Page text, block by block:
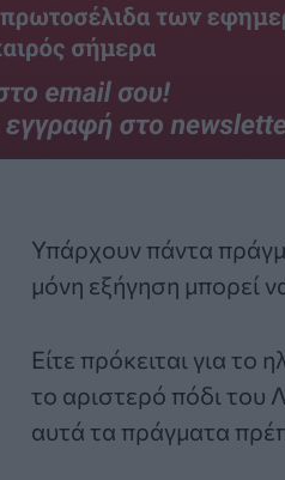
Υπάρχουν πάντα
μόνη εξήγηση μπορεί
Είτε πρόκειται για το
το αριστερό πόδι του
αυτά τα πράγματα